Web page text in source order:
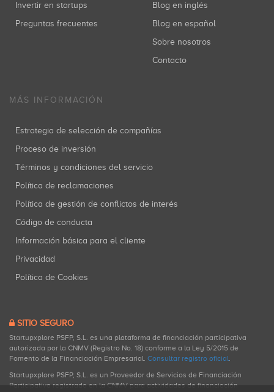
Invertir en startups
Preguntas frecuentes
Blog en inglés
Blog en español
Sobre nosotros
Contacto
MÁS INFORMACIÓN
Estrategia de selección de compañías
Proceso de inversión
Términos y condiciones del servicio
Política de reclamaciones
Política de gestión de conflictos de interés
Código de conducta
Información básica para el cliente
Privacidad
Política de Cookies
SITIO SEGURO
Startupxplore PSFP, S.L. es una plataforma de financiación participativa
autorizada por la CNMV (Registro No. 18) conforme a la Ley 5/2015 de
Fomento de la Financiación Empresarial. Consultar registro oficial.
Startupxplore PSFP, S.L. es un Proveedor de Servicios de Financiación
Participativa registrado en la CNMV para actividades de financiación